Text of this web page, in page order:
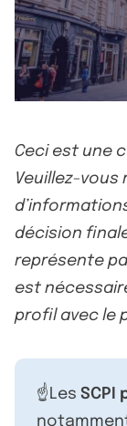
Ceci est une
Veuillez-
décision
représente
est
profil avec le
☝️Les SCPI